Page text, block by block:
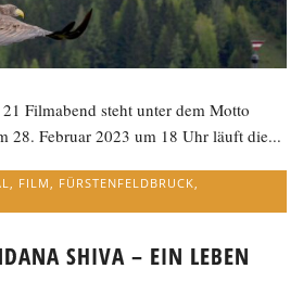
Filmabend steht unter dem Motto
28. Februar 2023 um 18 Uhr läuft die...
, FILM, FÜRSTENFELDBRUCK,
SHIVA – EIN LEBEN